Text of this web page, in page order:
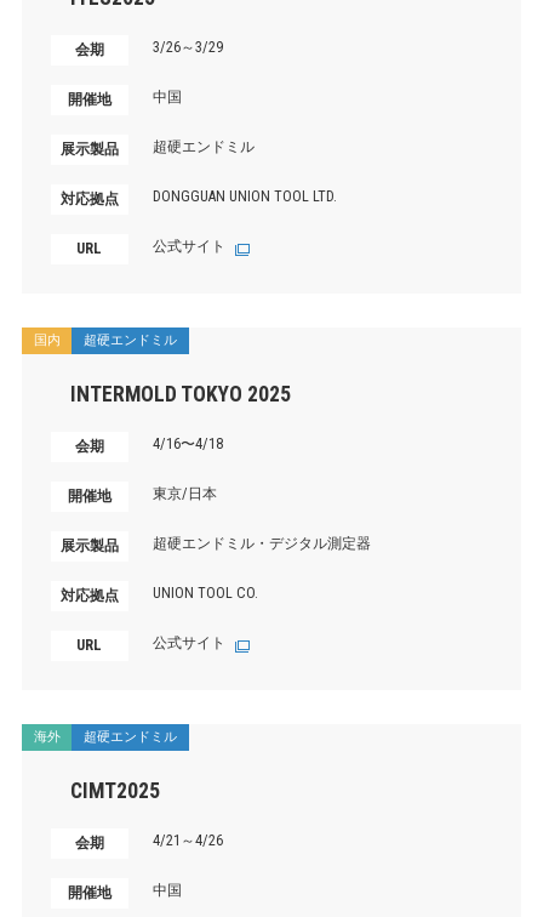
会期 3/26～3/29
開催地 中国
展示製品 超硬エンドミル
対応拠点 DONGGUAN UNION TOOL LTD.
URL 公式サイト
国内 超硬エンドミル
INTERMOLD TOKYO 2025
会期 4/16〜4/18
開催地 東京/日本
展示製品 超硬エンドミル・デジタル測定器
対応拠点 UNION TOOL CO.
URL 公式サイト
海外 超硬エンドミル
CIMT2025
会期 4/21～4/26
開催地 中国